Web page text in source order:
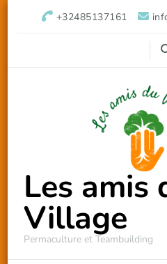
+32485137161
Les amis
Village
Permaculture et Teambuilding